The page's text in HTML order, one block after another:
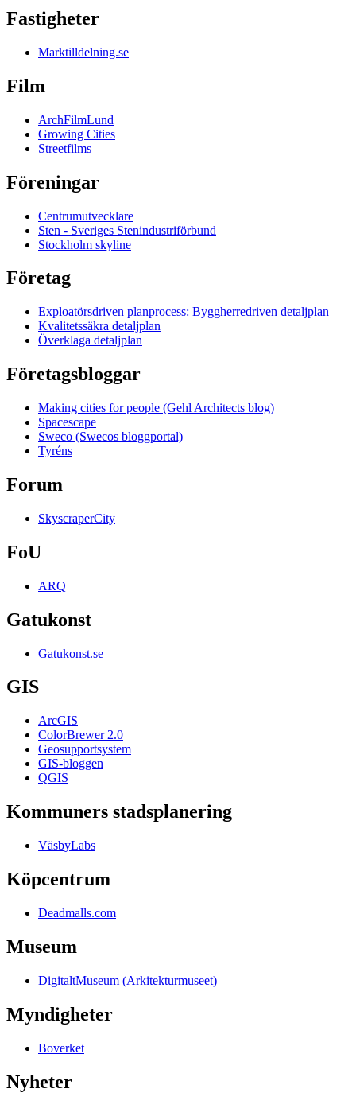
Fastigheter
Marktilldelning.se
Film
ArchFilmLund
Growing Cities
Streetfilms
Föreningar
Centrumutvecklare
Sten - Sveriges Stenindustriförbund
Stockholm skyline
Företag
Exploatörsdriven planprocess: Byggherredriven detaljplan
Kvalitetssäkra detaljplan
Överklaga detaljplan
Företagsbloggar
Making cities for people (Gehl Architects blog)
Spacescape
Sweco (Swecos bloggportal)
Tyréns
Forum
SkyscraperCity
FoU
ARQ
Gatukonst
Gatukonst.se
GIS
ArcGIS
ColorBrewer 2.0
Geosupportsystem
GIS-bloggen
QGIS
Kommuners stadsplanering
VäsbyLabs
Köpcentrum
Deadmalls.com
Museum
DigitaltMuseum (Arkitekturmuseet)
Myndigheter
Boverket
Nyheter